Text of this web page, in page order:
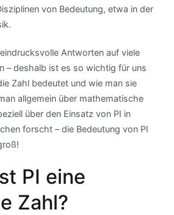
von Bedeutung, etwa in der
Antworten auf viele
– deshalb ist es so wichtig für uns
Zahl bedeutet und wie man sie
allgemein über mathematische
über den Einsatz von PI in
forscht – die Bedeutung von PI
PI eine
Zahl?